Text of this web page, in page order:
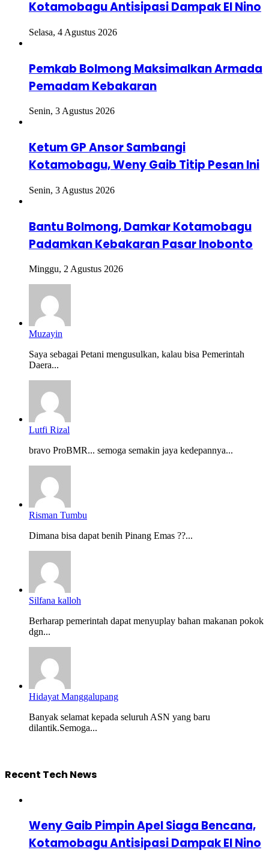
Kotamobagu Antisipasi Dampak El Nino
Selasa, 4 Agustus 2026
Pemkab Bolmong Maksimalkan Armada
Pemadam Kebakaran
Senin, 3 Agustus 2026
Ketum GP Ansor Sambangi
Kotamobagu, Weny Gaib Titip Pesan Ini
Senin, 3 Agustus 2026
Bantu Bolmong, Damkar Kotamobagu
Padamkan Kebakaran Pasar Inobonto
Minggu, 2 Agustus 2026
Muzayin
Saya sebagai Petani mengusulkan, kalau bisa Pemerintah
Daera...
Lutfi Rizal
bravo ProBMR... semoga semakin jaya kedepannya...
Risman Tumbu
Dimana bisa dapat benih Pinang Emas ??...
Silfana kalloh
Berharap pemerintah dapat menyuplay bahan makanan pokok
dgn...
Hidayat Manggalupang
Banyak selamat kepada seluruh ASN yang baru
dilantik.Semoga...
Recent Tech News
Weny Gaib Pimpin Apel Siaga Bencana,
Kotamobagu Antisipasi Dampak El Nino